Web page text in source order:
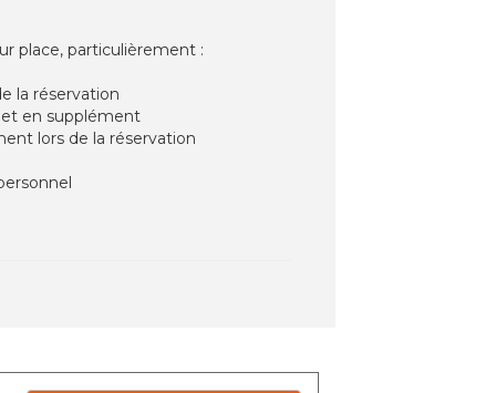
place, particulièrement :
la réservation
et en supplément
lors de la réservation